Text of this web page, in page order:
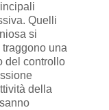
Quelli
si
una
del controllo
della